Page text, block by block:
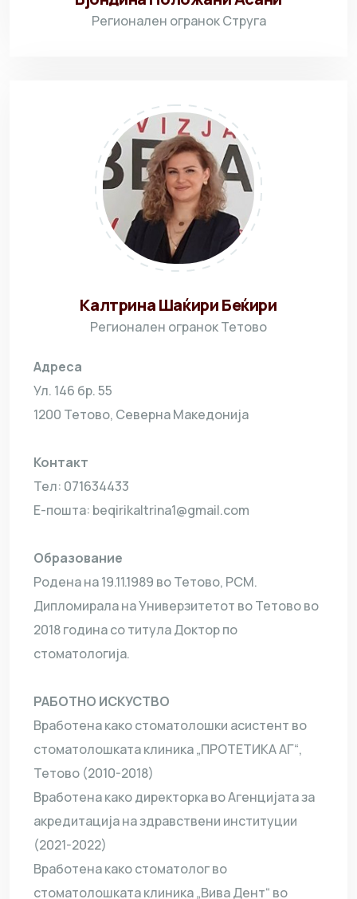
Регионален огранок Струга
Калтрина Шаќири Беќири
Регионален огранок Тетово
Адреса
Ул. 146 бр. 55
1200 Тетово, Северна Македонија
Контакт
Тел: 071634433
Е-пошта: beqirikaltrina1@gmail.com
Образование
Родена на 19.11.1989 во Тетово, РСМ.
Дипломирала на Универзитетот во Тетово во
2018 година со титула Доктор по
стоматологија.
РАБОТНО ИСКУСТВО
Вработена како стоматолошки асистент во
стоматолошката клиника „ПРОТЕТИКА АГ“,
Тетово (2010-2018)
Вработена како директорка во Агенцијата за
акредитација на здравствени институции
(2021-2022)
Вработена како стоматолог во
стоматолошката клиника „Вива Дент“ во